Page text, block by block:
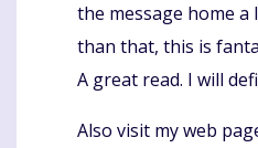
the message home
than that, this is
A great read. I will
Also visit my web